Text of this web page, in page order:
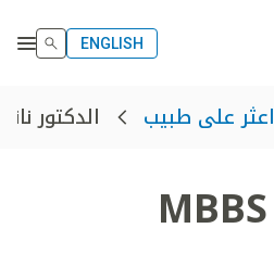
ENGLISH
اعثر على طبيب الدكتور
MBBS